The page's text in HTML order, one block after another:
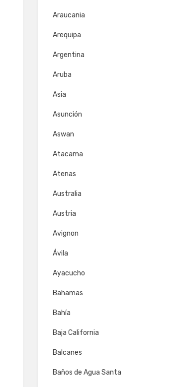
Araucania
Arequipa
Argentina
Aruba
Asia
Asunción
Aswan
Atacama
Atenas
Australia
Austria
Avignon
Ávila
Ayacucho
Bahamas
Bahía
Baja California
Balcanes
Baños de Agua Santa